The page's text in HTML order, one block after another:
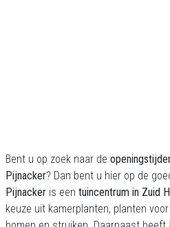
Bent u op zoek naar de
Pijnacker? Dan bent u hier op de
Pijnacker is een tuincentrum in Zuid
keuze uit kamerplanten, planten